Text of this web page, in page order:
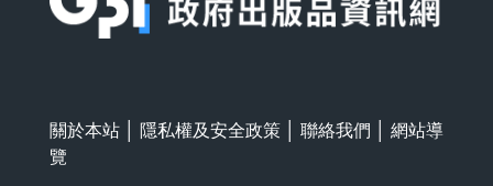
關於本站 隱私權及安全政策 聯絡我們
網站導
覽